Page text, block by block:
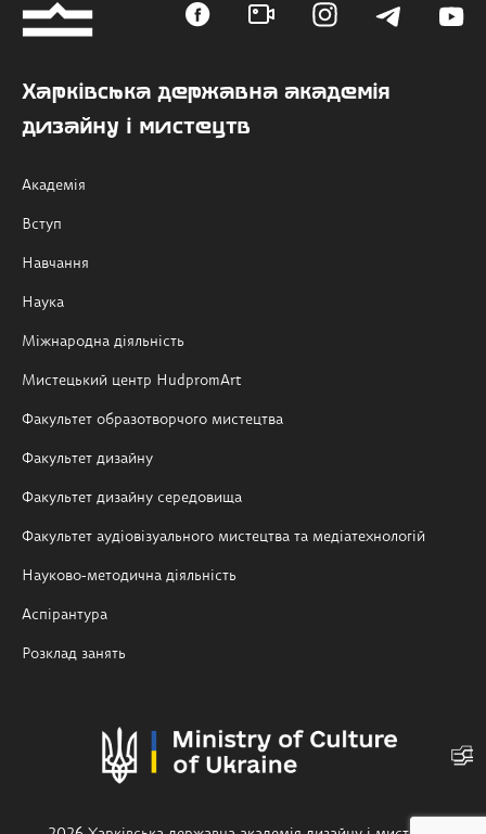
Харківська державна академія
дизайну і мистецтв
Академія
Вступ
Навчання
Наука
Міжнародна діяльність
Мистецький центр HudpromArt
Факультет образотворчого мистецтва
Факультет дизайну
Факультет дизайну середовища
Факультет аудіовізуального мистецтва та медіатехнологій
Науково-методична діяльність
Аспірантура
Розклад занять